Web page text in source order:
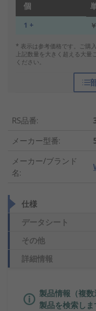
個
1 +
* 表示は参考価格です。ご購
上記数量を大きく超える大量
ください。
RS品番:
メーカー型番:
メーカー/ブランド
名:
仕様
データシート
その他
詳細情報
製品情報（複
製品を検索しま